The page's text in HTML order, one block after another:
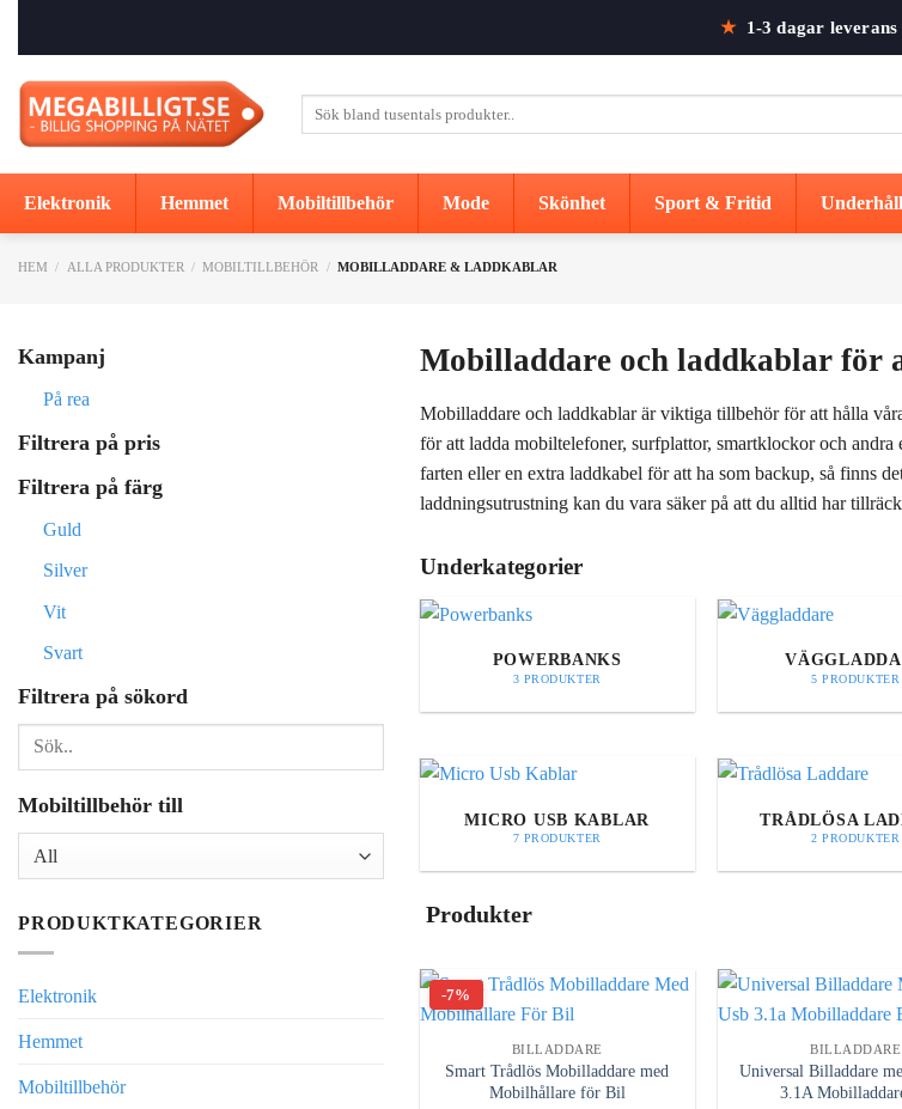
★ 1-3 dagar leverans
Elektronik Hemmet Mobiltillbehör Mode Skönhet Sport & Fritid
HEM / ALLA PRODUKTER / MOBILTILLBEHÖR / MOBILLADDARE & LADDKABLAR
Kampanj
På rea
Filtrera på pris
Filtrera på färg
Guld
Silver
Vit
Svart
Filtrera på sökord
Mobiltillbehör till
PRODUKTKATEGORIER
Elektronik
Hemmet
Mobiltillbehör
Mobilladdare och laddkablar för
Mobilladdare och laddkablar är viktiga tillbehör för att hålla
för att ladda mobiltelefoner, surfplattor, smartklockor och
farten eller en extra laddkabel för att ha som backup, så finns
laddningsutrustning kan du vara säker på att du alltid har
Underkategorier
POWERBANKS
3 PRODUKTER 5 PRODUKTER
MICRO USB KABLAR
7 PRODUKTER
TRÅDLÖSA
2 PRODUKTER
Produkter
-7%
BILLADDARE
Smart Trådlös Mobilladdare med
Mobilhållare för Bil
BILLADDARE
Universal Billaddare
3.1A